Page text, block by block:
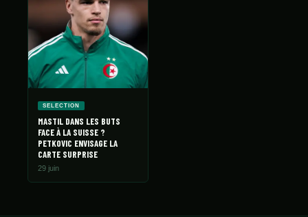
SELECTION
MASTIL DANS LES BUTS
FACE À LA SUISSE ?
PETKOVIC ENVISAGE LA
CARTE SURPRISE
29 juin